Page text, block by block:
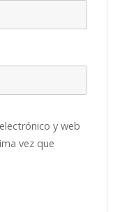
y web
vez que